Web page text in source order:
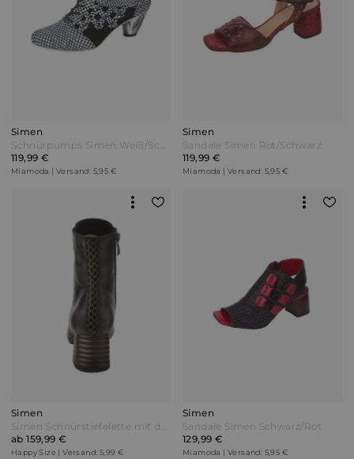
Simen
Schnürpumps Simen Weiß/Schwarz
119,99 €
Miamoda | Versand: 5,95 €
Simen
Sandale Simen Rot/Schwarz
119,99 €
Miamoda | Versand: 5,95 €
Simen
Simen Schnürstiefelette mit dekorativen Nieten Braun/Schwarz
ab 159,99 €
Happy Size | Versand: 5,99 €
Simen
Sandale Simen Schwarz/Rot
129,99 €
Miamoda | Versand: 5,95 €